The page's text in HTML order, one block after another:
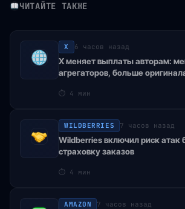
ЧИТАЙТЕ ТАКЖЕ
X 6 часов назад
X меняет выплаты авторам:
агрегаторов, больше
⏱ 4 мин
WILDBERRIES 7 часов назад
Wildberries включил риск атак
страховку заказов
⏱ 4 мин
AMAZON 7 часов назад